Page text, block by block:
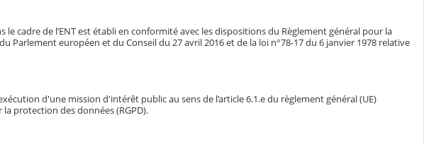
cadre de l’ENT est établi en conformité avec les dispositions du Règlement général pour la
Parlement européen et du Conseil du 27 avril 2016 et de la loi n°78-17 du 6 janvier 1978 relative
d'une mission d'intérêt public au sens de l’article 6.1.e du règlement général (UE)
protection des données (RGPD).